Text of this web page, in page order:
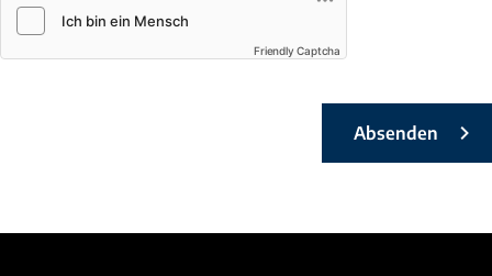
Friendly Captcha
Absenden